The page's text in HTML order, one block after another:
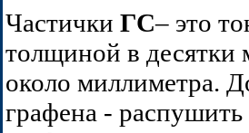
Частички ГС– это
толщиной в
около миллиметра.
графена - распушить